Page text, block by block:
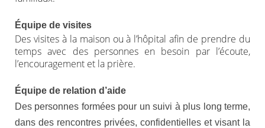
Équipe de visites
Des visites à la maison ou à l’hôpital afin de prendre du
temps avec des personnes en besoin par l’écoute,
l’encouragement et la prière.
Équipe de relation d’aide
Des personnes formées pour un suivi à plus long terme,
dans des rencontres privées, confidentielles et visant la